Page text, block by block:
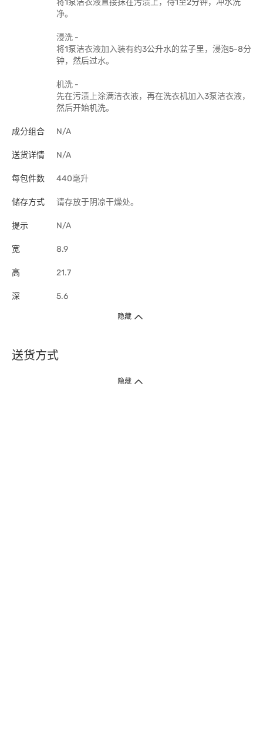
将1泵洁衣液直接抹在污渍上，待1至2分钟，冲水洗
净。
浸洗 -
将1泵洁衣液加入装有约3公升水的盆子里，浸泡5-8分
钟，然后过水。
机洗 -
先在污渍上涂满洁衣液，再在洗衣机加入3泵洁衣液，
然后开始机洗。
成分组合 N/A
送货详情 N/A
每包件数 440毫升
储存方式 请存放于阴凉干燥处。
提示 N/A
宽 8.9
高 21.7
深 5.6
隐藏
送货方式
1. 送货到府（受卫生署条例规管产品除外 ）
隐藏